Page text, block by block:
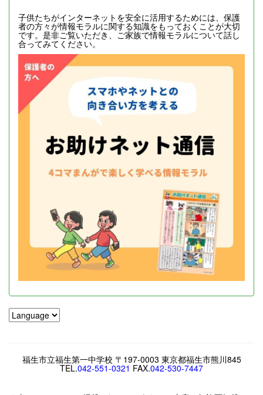
子供たちがインターネットを安全に活用するためには、保護
者の方々が情報モラルに関する知識をもっておくことが大切
です。是非ご覧いただき、ご家族で情報モラルについて話し
合ってみてください。
福生市立福生第一中学校 〒197-0003 東京都福生市熊川845
TEL.042-551-0321 FAX.042-530-7447